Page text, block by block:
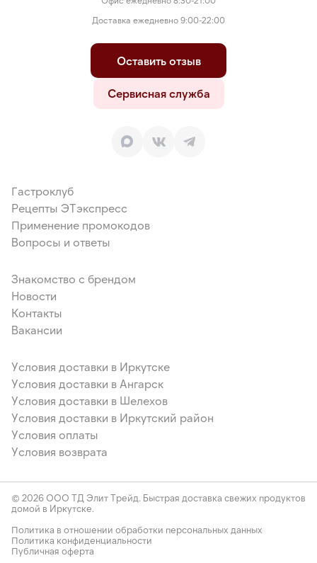
Доставка ежедневно 9:00-22:00
Оставить отзыв
Сервисная служба
Гастроклуб
Рецепты ЭТэкспресс
Применение промокодов
Вопросы и ответы
Знакомство с брендом
Новости
Контакты
Вакансии
Условия доставки в Иркутске
Условия доставки в Ангарск
Условия доставки в Шелехов
Условия доставки в Иркутский район
Условия оплаты
Условия возврата
© 2026 ООО ТД Элит Трейд. Быстрая доставка свежих продуктов
домой в Иркутске.
Политика в отношении обработки персональных данных
Политика конфиденциальности
Публичная оферта